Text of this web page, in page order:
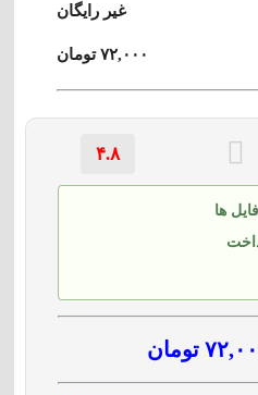
غیر رایگان
۷۲,۰۰۰ تومان
۴.۸
ها